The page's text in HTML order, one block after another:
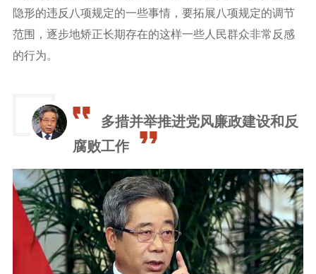
隐形的违反八项规定的一些事情，要拓展八项规定的调节
范围，逐步地矫正长期存在的这样一些人民群众非常反感
的行为。
多措并举推进党风廉政建设和反
腐败工作